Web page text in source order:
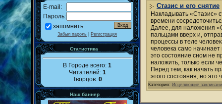
E-mail:
Пароль:
запомнить
Забыл пароль Регистрация
Статистика
В Городе всего: 1
Читателей: 1
Творцов: 0
Наш баннер
Стазис и его снятие
Накладывать «Стазис»
времени
Далее, для наложения
пальцами вверх и,
процессы в теле
человека само
это состояние сном не
наложить, только если
Перед тем, как начать
этого состояния, но это
Категория: Исцеляющие